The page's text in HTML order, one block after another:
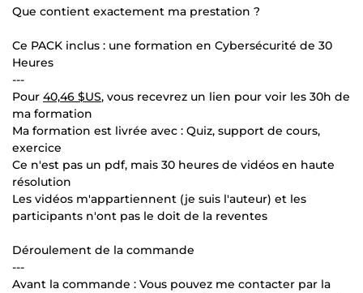
Que contient exactement ma prestation ?
Ce PACK inclus : une formation en Cybersécurité de 30
Heures
---
Pour 40,46 $US, vous recevrez un lien pour voir les 30h de
ma formation
Ma formation est livrée avec : Quiz, support de cours,
exercice
Ce n'est pas un pdf, mais 30 heures de vidéos en haute
résolution
Les vidéos m'appartiennent (je suis l'auteur) et les
participants n'ont pas le doit de la reventes
Déroulement de la commande
---
Avant la commande : Vous pouvez me contacter par la